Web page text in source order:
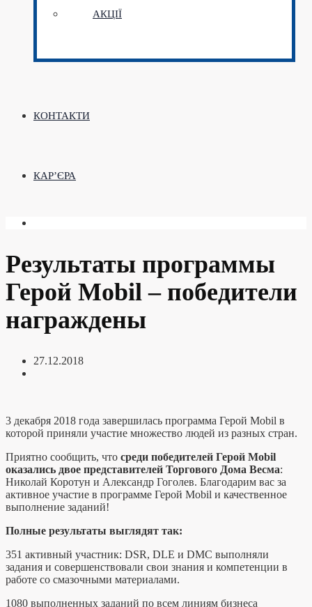
АКЦІЇ
КОНТАКТИ
КАР’ЄРА
Результаты программы
Герой Mobil – победители
награждены
27.12.2018
3 декабря 2018 года завершилась программа Герой Mobil в
которой приняли участие множество людей из разных стран.
Приятно сообщить, что среди победителей Герой Mobil
оказались двое представителей Торгового Дома Весма:
Николай Коротун и Александр Гоголев. Благодарим вас за
активное участие в программе Герой Mobil и качественное
выполнение заданий!
Полные результаты выглядят так:
351 активный участник: DSR, DLE и DMC выполняли
задания и совершенствовали свои знания и компетенции в
работе со смазочными материалами.
1080 выполненных заданий по всем линиям бизнеса